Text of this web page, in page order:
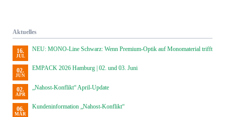
Aktuelles
16.
JUL
NEU: MONO-Line Schwarz: Wenn Premium-Optik auf Monomaterial trifft
02.
JUN
EMPACK 2026 Hamburg | 02. und 03. Juni
02.
APR
„Nahost-Konflikt“ April-Update
06.
MÄR
Kundeninformation „Nahost-Konflikt“